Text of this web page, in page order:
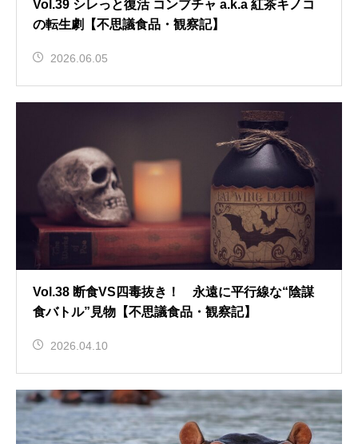
Vol.39 シレっと復活 コンブチャ a.k.a 紅茶キノコ
の転生劇【不思議食品・観察記】
2026.06.05
Vol.38 断食VS四毒抜き！ 永遠に平行線な“陰謀
食バトル”見物【不思議食品・観察記】
2026.04.10